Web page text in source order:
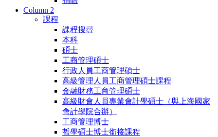
Column 2
課程
課程搜尋
本科
碩士
工商管理碩士
行政人員工商管理碩士
高級管理人員工商管理碩士課程
金融財務工商管理碩士
高級財會人員專業會計學碩士（與上海國家
會計學院合辦）
工商管理博士
哲學碩士博士銜接課程